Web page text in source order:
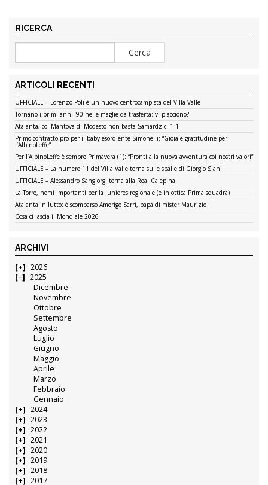
RICERCA
ARTICOLI RECENTI
UFFICIALE – Lorenzo Poli è un nuovo centrocampista del Villa Valle
Tornano i primi anni ’90 nelle maglie da trasferta: vi piacciono?
Atalanta, col Mantova di Modesto non basta Samardzic: 1-1
Primo contratto pro per il baby esordiente Simonelli: “Gioia e gratitudine per
l’AlbinoLeffe”
Per l’AlbinoLeffe è sempre Primavera (1): “Pronti alla nuova avventura coi nostri valori”
UFFICIALE – La numero 11 del Villa Valle torna sulle spalle di Giorgio Siani
UFFICIALE – Alessandro Sangiorgi torna alla Real Calepina
La Torre, nomi importanti per la Juniores regionale (e in ottica Prima squadra)
Atalanta in lutto: è scomparso Amerigo Sarri, papà di mister Maurizio
Cosa ci lascia il Mondiale 2026
ARCHIVI
2026
2025
Dicembre
Novembre
Ottobre
Settembre
Agosto
Luglio
Giugno
Maggio
Aprile
Marzo
Febbraio
Gennaio
2024
2023
2022
2021
2020
2019
2018
2017